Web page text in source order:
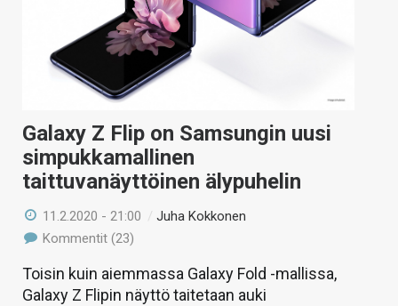
Galaxy Z Flip on Samsungin uusi
simpukkamallinen
taittuvanäyttöinen älypuhelin
11.2.2020 - 21:00 /Juha Kokkonen
Kommentit (23)
Toisin kuin aiemmassa Galaxy Fold -mallissa,
Galaxy Z Flipin näyttö taitetaan auki